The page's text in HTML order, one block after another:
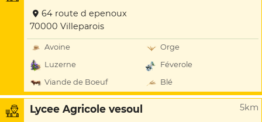
64 route d epenoux
70000 Villeparois
Avoine
Orge
Luzerne
Féverole
Viande de Boeuf
Blé
Lycee Agricole vesoul 5km